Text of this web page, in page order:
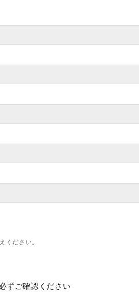
ください。
ずご確認ください